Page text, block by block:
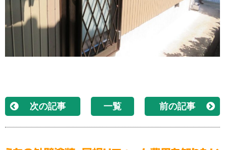
次の記事 一覧 前の記事